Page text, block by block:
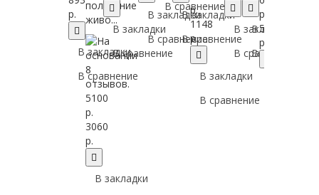
р.
В закладки
В сравнение
получение
живо...
5100
р.
3060
р.
В закладки
В закладки
В сравнение
В закладки
В сравнение
В сравнение
В закладки
В сравнение
р.
1148
р.
В закладки
В сравнение
В закладки
В сравнение
В закладки
В сравнение
р.
587
р.